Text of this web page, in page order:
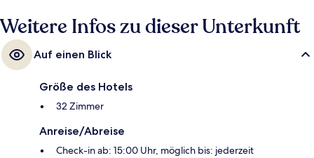
Weitere Infos zu dieser Unterkunft
Auf einen Blick
Größe des Hotels
32 Zimmer
Anreise/Abreise
Check-in ab: 15:00 Uhr, möglich bis: jederzeit